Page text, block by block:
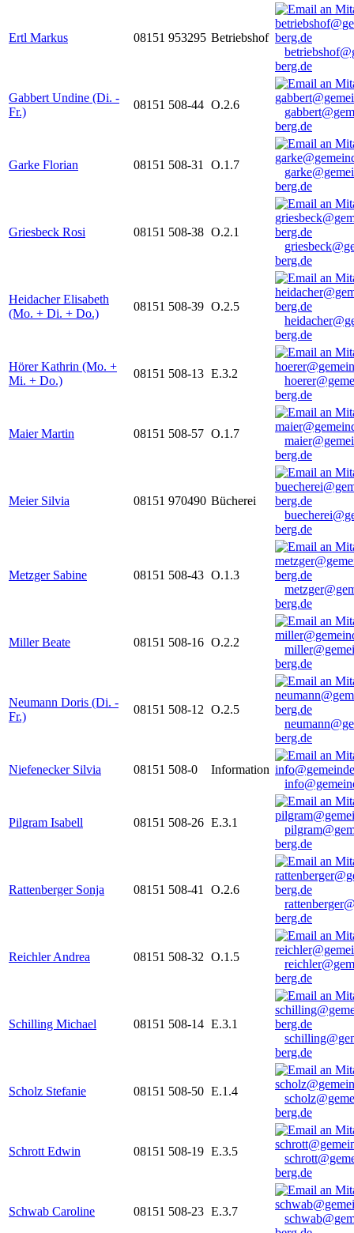
Ertl Markus 08151 953295 Betriebshof
berg.de
Gabbert Undine (Di. -
Fr.)
08151 508-44 O.2.6
berg.de
Garke Florian 08151 508-31 O.1.7
berg.de
Griesbeck Rosi 08151 508-38 O.2.1
berg.de
Heidacher Elisabeth
(Mo. + Di. + Do.)
08151 508-39 O.2.5
berg.de
Hörer Kathrin (Mo. +
Mi. + Do.)
08151 508-13 E.3.2
berg.de
Maier Martin 08151 508-57 O.1.7
berg.de
Meier Silvia 08151 970490 Bücherei
berg.de
Metzger Sabine 08151 508-43 O.1.3
berg.de
Miller Beate 08151 508-16 O.2.2
berg.de
Neumann Doris (Di. -
Fr.)
08151 508-12 O.2.5
berg.de
Niefenecker Silvia 08151 508-0
Information
Pilgram Isabell 08151 508-26 E.3.1
berg.de
Rattenberger Sonja 08151 508-41
O.2.6
berg.de
Reichler Andrea 08151 508-32 O.1.5
berg.de
Schilling Michael 08151 508-14 E.3.1
berg.de
Scholz Stefanie 08151 508-50 E.1.4
berg.de
Schrott Edwin 08151 508-19 E.3.5
berg.de
Schwab Caroline 08151 508-23 E.3.7